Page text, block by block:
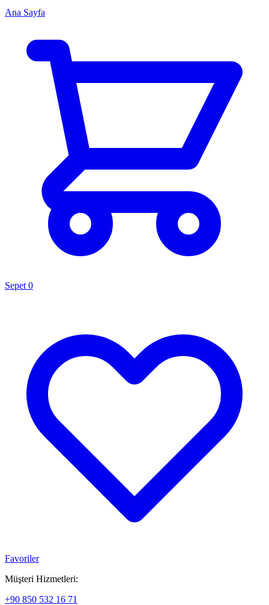
Ana Sayfa
Sepet 0
Favoriler
Müşteri Hizmetleri:
+90 850 532 16 71